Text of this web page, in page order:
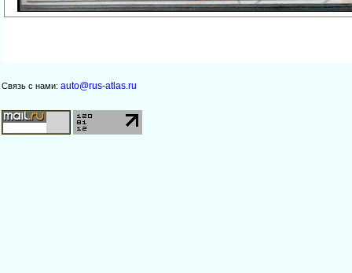
Связь с нами: auto@rus-atlas.ru